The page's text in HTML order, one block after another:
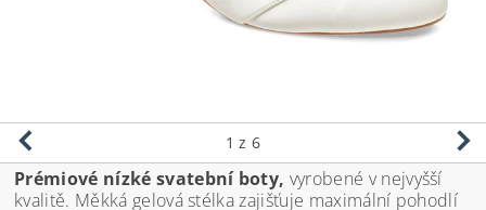
1 z 6
Prémiové nízké svatební boty, vyrobené v nejvyšší
kvalitě. Měkká gelová stélka zajišťuje maximální pohodlí